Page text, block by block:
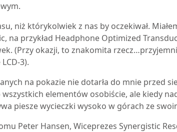
niż którykolwiek z nas by oczekiwał.
na przykład Headphone Optimized
(Przy okazji, to znakomita
3).
na pokazie nie dotarła do mnie przed
wszystkich elementów osobiście, ale kiedy
piesze wycieczki wysoko w górach ze
Peter Hansen, Wiceprezes Synergistic